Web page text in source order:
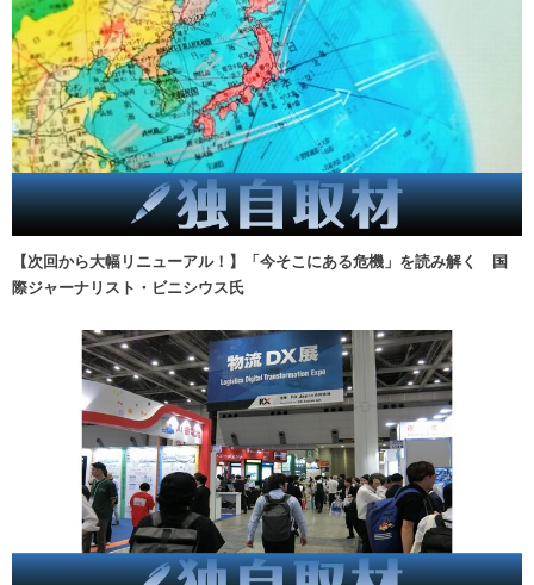
【次回から大幅リニューアル！】「今そこにある危機」を読み解く 国
際ジャーナリスト・ビニシウス氏